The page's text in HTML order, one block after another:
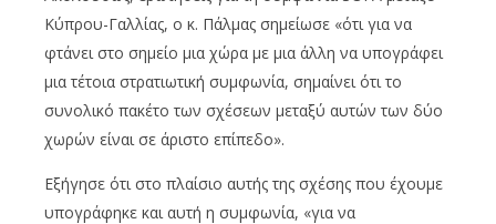
Κύπρου-Γαλλίας, ο κ. Πάλμας σημείωσε «ότι για να
φτάνει στο σημείο μια χώρα με μια άλλη να υπογράφει
μια τέτοια στρατιωτική συμφωνία, σημαίνει ότι το
συνολικό πακέτο των σχέσεων μεταξύ αυτών των δύο
χωρών είναι σε άριστο επίπεδο».
Εξήγησε ότι στο πλαίσιο αυτής της σχέσης που έχουμε
υπογράφηκε και αυτή η συμφωνία, «για να